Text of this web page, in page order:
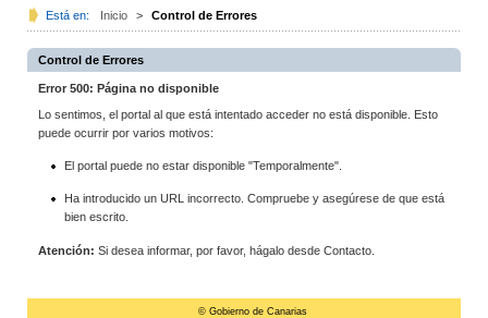
Está en: Inicio > Control de Errores
Control de Errores
Error 500: Página no disponible
Lo sentimos, el portal al que está intentado acceder no está disponible. Esto
puede ocurrir por varios motivos:
El portal puede no estar disponible "Temporalmente".
Ha introducido un URL incorrecto. Compruebe y asegúrese de que está
bien escrito.
Atención: Si desea informar, por favor, hágalo desde Contacto.
© Gobierno de Canarias